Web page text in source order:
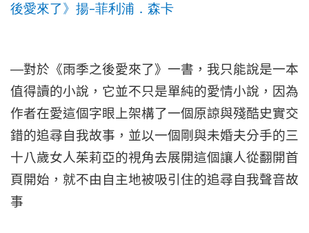
後愛來了》揚–菲利浦．森卡
—對於《雨季之後愛來了》一書，我只能說是一本
值得讀的小說，它並不只是單純的愛情小說，因為
作者在愛這個字眼上架構了一個原諒與殘酷史實交
錯的追尋自我故事，並以一個剛與未婚夫分手的三
十八歲女人茱莉亞的視角去展開這個讓人從翻開首
頁開始，就不由自主地被吸引住的追尋自我聲音故
事